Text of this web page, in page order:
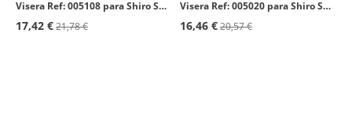
Visera Ref: 005108 para Shiro SH-235 color Ahumado
17,42 €21,78 €
Visera Ref: 005020 para Shiro SH-500 color Transparente
16,46 €20,57 €